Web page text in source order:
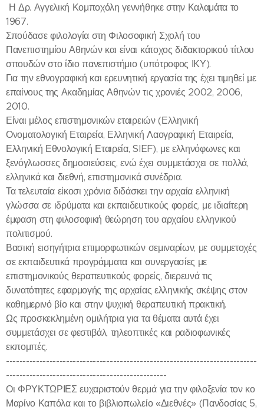
Η Δρ. Αγγελική Κομποχόλη γεννήθηκε στην Καλαμάτα το
1967.
Σπούδασε φιλολογία στη Φιλοσοφική Σχολή του
Πανεπιστημίου Αθηνών και είναι κάτοχος διδακτορικού τίτλου
σπουδών στο ίδιο πανεπιστήμιο (υπότροφος ΙΚΥ).
Για την εθνογραφική και ερευνητική εργασία της έχει τιμηθεί με
επαίνους της Ακαδημίας Αθηνών τις χρονιές 2002, 2006,
2010.
Είναι μέλος επιστημονικών εταιρειών (Ελληνική
Ονοματολογική Εταιρεία, Ελληνική Λαογραφική Εταιρεία,
Ελληνική Εθνολογική Εταιρεία, SIEF), με ελληνόφωνες και
ξενόγλωσσες δημοσιεύσεις, ενώ έχει συμμετάσχει σε πολλά,
ελληνικά και διεθνή, επιστημονικά συνέδρια.
Τα τελευταία είκοσι χρόνια διδάσκει την αρχαία ελληνική
γλώσσα σε ιδρύματα και εκπαιδευτικούς φορείς, με ιδιαίτερη
έμφαση στη φιλοσοφική θεώρηση του αρχαίου ελληνικού
πολιτισμού.
Βασική εισηγήτρια επιμορφωτικών σεμιναρίων, με συμμετοχές
σε εκπαιδευτικά προγράμματα και συνεργασίες με
επιστημονικούς θεραπευτικούς φορείς, διερευνά τις
δυνατότητες εφαρμογής της αρχαίας ελληνικής σκέψης στον
καθημερινό βίο και στην ψυχική θεραπευτική πρακτική.
Ως προσκεκλημένη ομιλήτρια για τα θέματα αυτά έχει
συμμετάσχει σε φεστιβάλ, τηλεοπτικές και ραδιοφωνικές
εκπομπές.
---------------------------------------------------------------------------
------------------------------------------------
Οι ΦΡΥΚΤΩΡΙΕΣ ευχαριστούν θερμά για την φιλοξενία τον κο
Μαρίνο Καπόλα και το βιβλιοπωλείο «Διεθνές» (Πανδοσίας 5,